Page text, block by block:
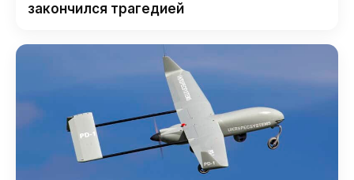
закончился трагедией